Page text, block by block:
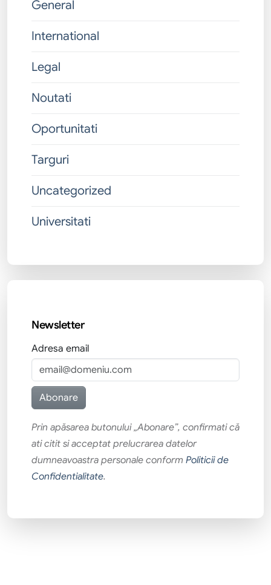
General
International
Legal
Noutati
Oportunitati
Targuri
Uncategorized
Universitati
Newsletter
Adresa email
Prin apăsarea butonului „Abonare”, confirmati că
ati citit si acceptat prelucrarea datelor
dumneavoastra personale conform Politicii de
Confidentialitate.